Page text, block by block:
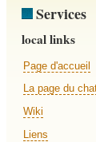
Services
local links
Page d'accueil
La page du
Wiki
Liens